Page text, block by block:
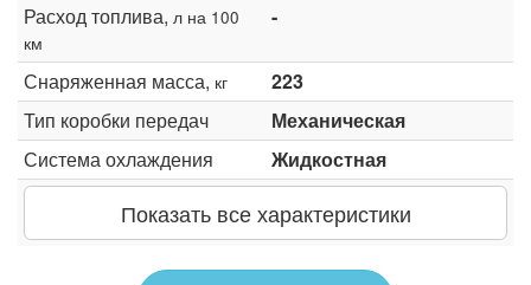
Расход топлива, л на 100
км
-
Снаряженная масса, кг
223
Тип коробки передач
Механическая
Система охлаждения
Жидкостная
Показать все характеристики